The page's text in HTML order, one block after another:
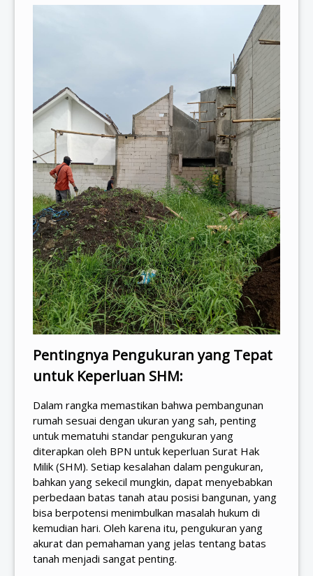
Pentingnya Pengukuran yang Tepat
untuk Keperluan SHM:
Dalam rangka memastikan bahwa pembangunan
rumah sesuai dengan ukuran yang sah, penting
untuk mematuhi standar pengukuran yang
diterapkan oleh BPN untuk keperluan Surat Hak
Milik (SHM). Setiap kesalahan dalam pengukuran,
bahkan yang sekecil mungkin, dapat menyebabkan
perbedaan batas tanah atau posisi bangunan, yang
bisa berpotensi menimbulkan masalah hukum di
kemudian hari. Oleh karena itu, pengukuran yang
akurat dan pemahaman yang jelas tentang batas
tanah menjadi sangat penting.